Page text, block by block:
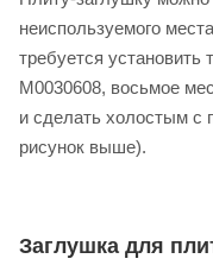
неиспользуемого
требуется
M0030608, восьмое
и сделать холостым с
рисунок выше).
Заглушка для